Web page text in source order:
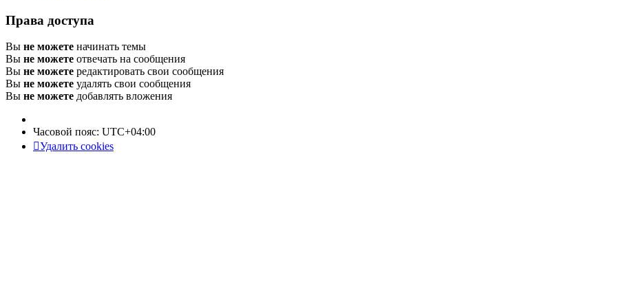
Права доступа
Вы не можете начинать темы
Вы не можете отвечать на сообщения
Вы не можете редактировать свои сообщения
Вы не можете удалять свои сообщения
Вы не можете добавлять вложения
Часовой пояс: UTC+04:00
Удалить cookies